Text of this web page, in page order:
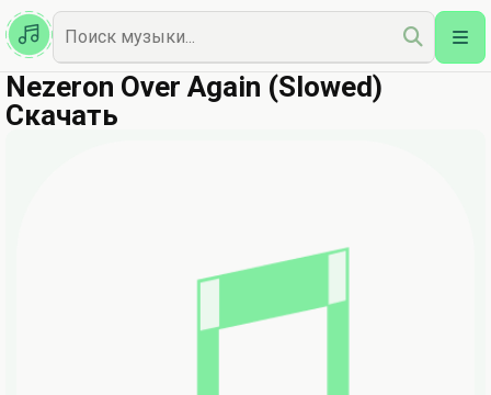
Казахская
Наш Топ
Nezeron Over Again (Slowed)
Скачать